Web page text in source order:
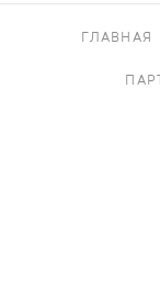
ГЛАВНАЯ